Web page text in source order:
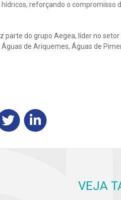
reforçando o
parte do grupo Aegea, líder no
de Ariquemes, Águas de
VEJA